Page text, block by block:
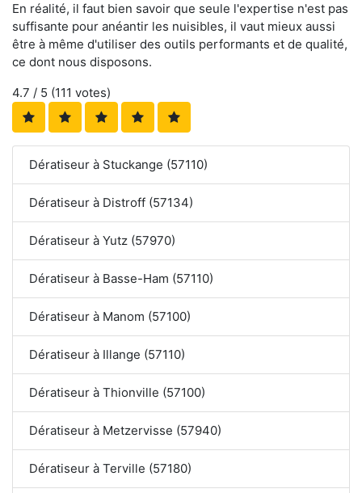
En réalité, il faut bien savoir que seule l'expertise n'est pas
suffisante pour anéantir les nuisibles, il vaut mieux aussi
être à même d'utiliser des outils performants et de qualité,
ce dont nous disposons.
4.7 / 5 (111 votes)
Dératiseur à Stuckange (57110)
Dératiseur à Distroff (57134)
Dératiseur à Yutz (57970)
Dératiseur à Basse-Ham (57110)
Dératiseur à Manom (57100)
Dératiseur à Illange (57110)
Dératiseur à Thionville (57100)
Dératiseur à Metzervisse (57940)
Dératiseur à Terville (57180)